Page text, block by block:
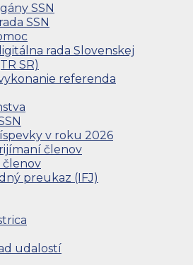
SSN
SSN
rada Slovenskej
SR)
referenda
v roku 2026
členov
členov
preukaz (IFJ)
udalostí